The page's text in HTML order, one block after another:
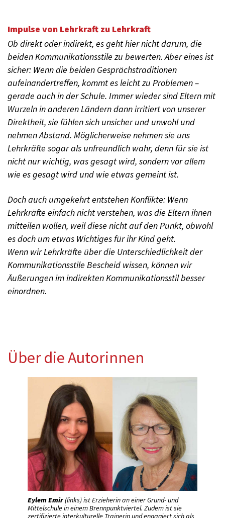
Impulse von Lehrkraft zu Lehrkraft
Ob direkt oder indirekt, es geht hier nicht darum, die
beiden Kommunikationsstile zu bewerten. Aber eines ist
sicher: Wenn die beiden Gesprächstraditionen
aufeinandertreffen, kommt es leicht zu Problemen –
gerade auch in der Schule. Immer wieder sind Eltern mit
Wurzeln in anderen Ländern dann irritiert von unserer
Direktheit, sie fühlen sich unsicher und unwohl und
nehmen Abstand. Möglicherweise nehmen sie uns
Lehrkräfte sogar als unfreundlich wahr, denn für sie ist
nicht nur wichtig, was gesagt wird, sondern vor allem
wie es gesagt wird und wie etwas gemeint ist.
Doch auch umgekehrt entstehen Konflikte: Wenn
Lehrkräfte einfach nicht verstehen, was die Eltern ihnen
mitteilen wollen, weil diese nicht auf den Punkt, obwohl
es doch um etwas Wichtiges für ihr Kind geht.
Wenn wir Lehrkräfte über die Unterschiedlichkeit der
Kommunikationsstile Bescheid wissen, können wir
Äußerungen im indirekten Kommunikationsstil besser
einordnen.
Über die Autorinnen
Eylem Emir (links) ist Erzieherin an einer Grund- und
Mittelschule in einem Brennpunktviertel. Zudem ist sie
zertifizierte interkulturelle Trainerin und engagiert sich als